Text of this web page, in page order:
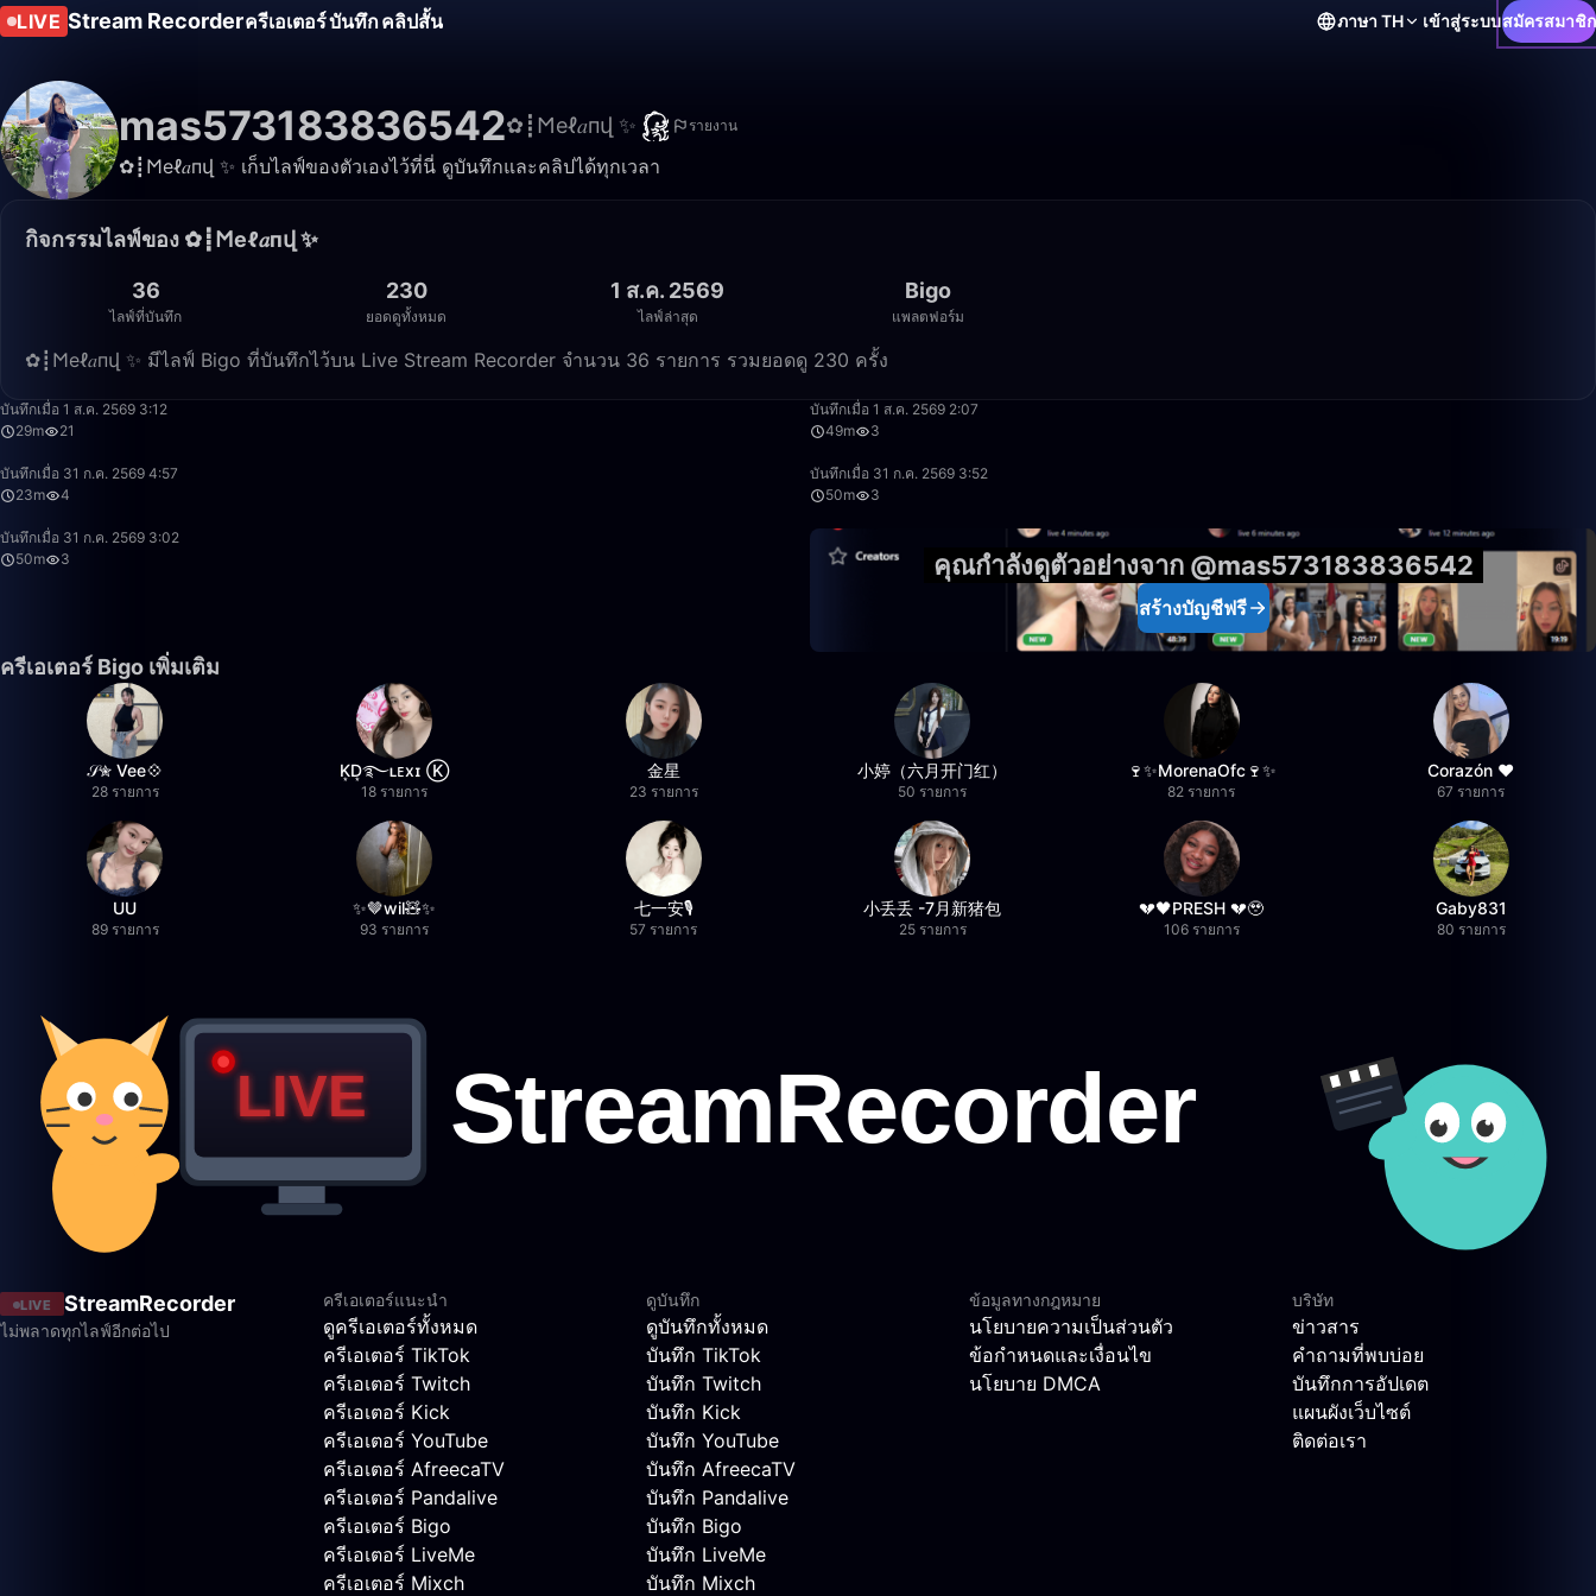
LIVE Stream Recorderครีเอเตอร์บันทึกคลิปสั้น ภาษา TH เข้าสู่ระบบสมัครสมาชิก
mas573183836542✿┋𐌑еℓ𝑎пվ ✨ รายงาน
✿┋𐌑еℓ𝑎пվ ✨ เก็บไลฟ์ของตัวเองไว้ที่นี่ ดูบันทึกและคลิปได้ทุกเวลา
กิจกรรมไลฟ์ของ ✿┋𐌑еℓ𝑎пվ ✨
36
ไลฟ์ที่บันทึก
230
ยอดดูทั้งหมด
1 ส.ค. 2569
ไลฟ์ล่าสุด
Bigo
แพลตฟอร์ม
✿┋𐌑еℓ𝑎пվ ✨ มีไลฟ์ Bigo ที่บันทึกไว้บน Live Stream Recorder จำนวน 36 รายการ รวมยอดดู 230 ครั้ง
บันทึกเมื่อ 1 ส.ค. 2569 3:12
29m
21
บันทึกเมื่อ 1 ส.ค. 2569 2:07
49m
3
บันทึกเมื่อ 31 ก.ค. 2569 4:57
23m
4
บันทึกเมื่อ 31 ก.ค. 2569 3:52
50m
3
บันทึกเมื่อ 31 ก.ค. 2569 3:02
50m
3 คุณกำลังดูตัวอย่างจาก @mas573183836542
สร้างบัญชีฟรี
ครีเอเตอร์ Bigo เพิ่มเติม
𝒮✮ Vee💠
28 รายการ
K͙D͙࿐ʟᴇxɪ Ⓚ
18 รายการ
金星
23 รายการ
小婷（六月开门红）
50 รายการ
🍷✨MorenaOfc🍷✨
82 รายการ
Corazón ♥
67 รายการ
UU
89 รายการ
✨🤎wil🧸✨
93 รายการ
七一安🎙️
57 รายการ
小丢丢 -7月新猪包
25 รายการ
💔🖤PRESH 💔🥹
106 รายการ
Gaby831
80 รายการ
LIVE StreamRecorder
ไม่พลาดทุกไลฟ์อีกต่อไป
ครีเอเตอร์แนะนำ
ดูครีเอเตอร์ทั้งหมด
ครีเอเตอร์ TikTok
ครีเอเตอร์ Twitch
ครีเอเตอร์ Kick
ครีเอเตอร์ YouTube
ครีเอเตอร์ AfreecaTV
ครีเอเตอร์ Pandalive
ครีเอเตอร์ Bigo
ครีเอเตอร์ LiveMe
ครีเอเตอร์ Mixch
ดูบันทึก
ดูบันทึกทั้งหมด
บันทึก TikTok
บันทึก Twitch
บันทึก Kick
บันทึก YouTube
บันทึก AfreecaTV
บันทึก Pandalive
บันทึก Bigo
บันทึก LiveMe
บันทึก Mixch
ข้อมูลทางกฎหมาย
นโยบายความเป็นส่วนตัว
ข้อกำหนดและเงื่อนไข
นโยบาย DMCA
บริษัท
ข่าวสาร
คำถามที่พบบ่อย
บันทึกการอัปเดต
แผนผังเว็บไซต์
ติดต่อเรา